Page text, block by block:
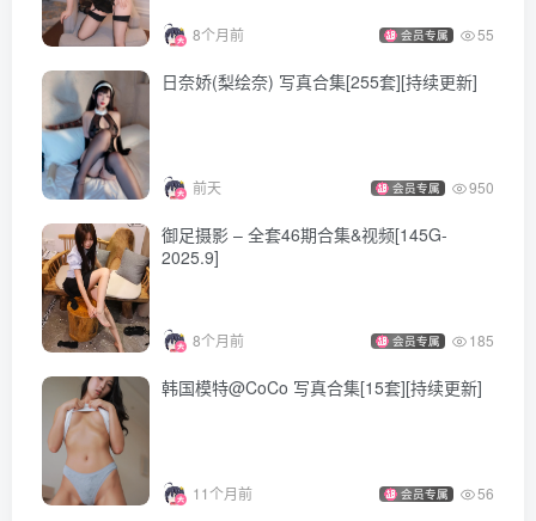
[11.19：换个高点版本]
rioko凉凉子 – NO.128 万圣节小恶魔猫耳 [30P+13V／
322MB]
rioko凉凉子 – NO.128 万圣节小恶魔猫耳[30P-13V-105.5M]
[11.4]
rioko凉凉子 – NO.127 Azurlane Amagi [30P／353MB]
[10.24更1]
rioko凉凉子 – NO.126 申鹤[35P-11V-904.6M]
8个月前 会员专属 55
日奈娇(梨绘奈) 写真合集[255套][持续更新]
前天 会员专属 950
御足摄影 – 全套46期合集&视频[145G-
2025.9]
8个月前 会员专属 185
韩国模特@CoCo 写真合集[15套][持续更新]
11个月前 会员专属 56